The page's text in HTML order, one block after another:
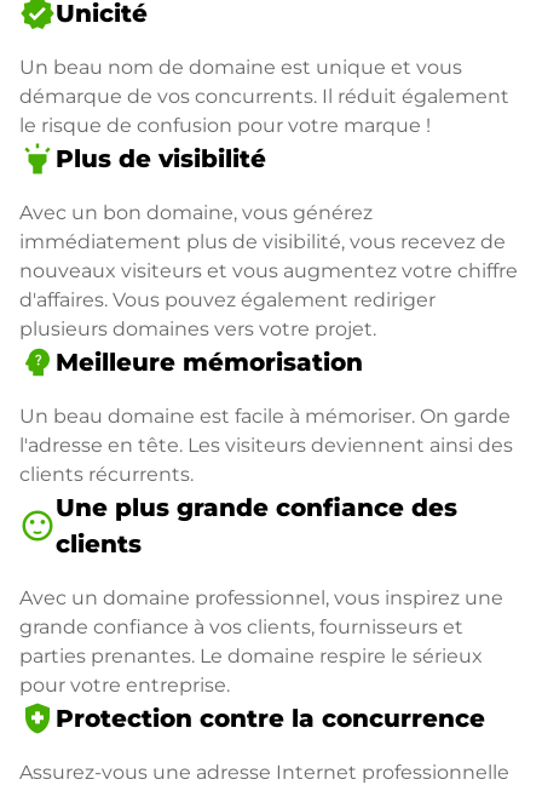
verifiedUnicité
Un beau nom de domaine est unique et vous
démarque de vos concurrents. Il réduit également
le risque de confusion pour votre marque !
highlight Plus de visibilité
Avec un bon domaine, vous générez
immédiatement plus de visibilité, vous recevez de
nouveaux visiteurs et vous augmentez votre chiffre
d'affaires. Vous pouvez également rediriger
plusieurs domaines vers votre projet.
psychology_alt Meilleure mémorisation
Un beau domaine est facile à mémoriser. On garde
l'adresse en tête. Les visiteurs deviennent ainsi des
clients récurrents.
sentiment_satisfiedUne plus grande confiance des
clients
Avec un domaine professionnel, vous inspirez une
grande confiance à vos clients, fournisseurs et
parties prenantes. Le domaine respire le sérieux
pour votre entreprise.
health_and_safety Protection contre la concurrence
Assurez-vous une adresse Internet professionnelle